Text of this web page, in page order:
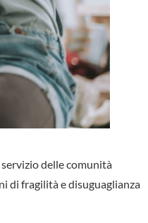
delle comunità
di fragilità e disuguaglianza